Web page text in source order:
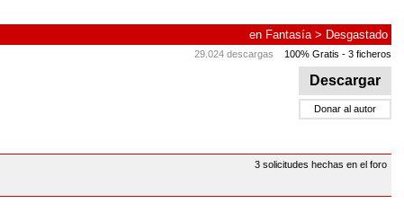
en Fantasía> Desgastado
29.024 descargas 100% Gratis - 3 ficheros
Descargar
Donar al autor
3 solicitudes hechas en el foro